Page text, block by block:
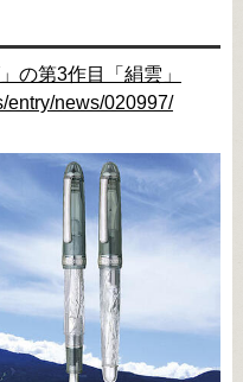
の第3作目「絹雲」
entry/news/020997/